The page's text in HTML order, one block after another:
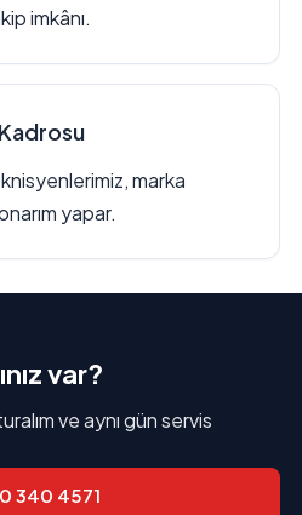
imkânı.
marka
yapar.
var?
ve aynı gün servis
340 4571